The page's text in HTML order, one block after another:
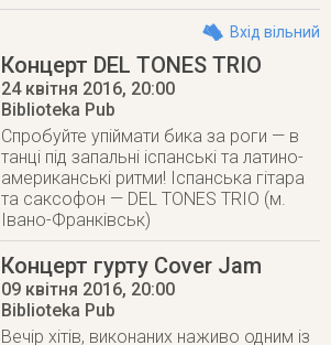
Вхід вільний
Концерт DEL TONES TRIO
24 квітня 2016, 20:00
Biblioteka Pub
Cпробуйте упіймати бика за роги — в
танці під запальні іспанські та латино-
американські ритми! Іспанська гітара
та саксофон — DEL TONES TRIO (м.
Івано-Франківськ)
Концерт гурту Cover Jam
09 квітня 2016, 20:00
Biblioteka Pub
Вечір хітів, виконаних наживо одним із